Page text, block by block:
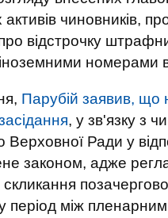
чиновників,
відстрочку
номерами
Парубій заявив, що
, у зв'язку з
Ради у
законом, адже
період між